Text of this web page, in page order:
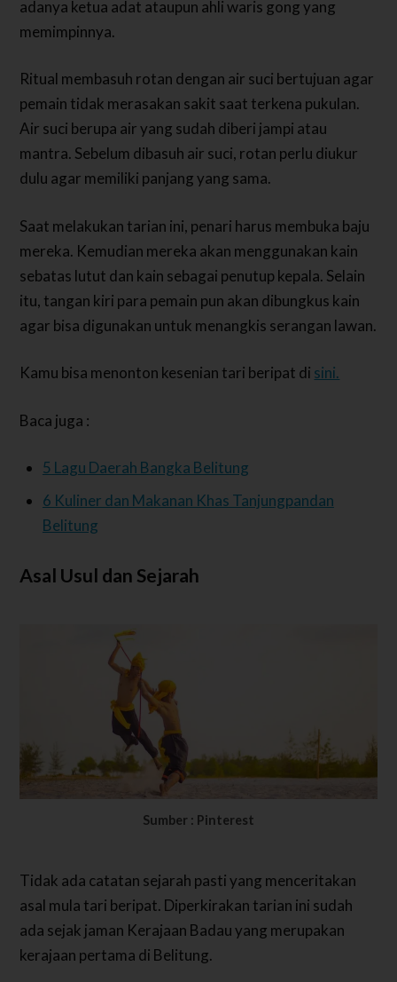
adanya ketua adat ataupun ahli waris gong yang
memimpinnya.
Ritual membasuh rotan dengan air suci bertujuan agar
pemain tidak merasakan sakit saat terkena pukulan.
Air suci berupa air yang sudah diberi jampi atau
mantra. Sebelum dibasuh air suci, rotan perlu diukur
dulu agar memiliki panjang yang sama.
Saat melakukan tarian ini, penari harus membuka baju
mereka. Kemudian mereka akan menggunakan kain
sebatas lutut dan kain sebagai penutup kepala. Selain
itu, tangan kiri para pemain pun akan dibungkus kain
agar bisa digunakan untuk menangkis serangan lawan.
Kamu bisa menonton kesenian tari beripat di sini.
Baca juga :
5 Lagu Daerah Bangka Belitung
6 Kuliner dan Makanan Khas Tanjungpandan
Belitung
Asal Usul dan Sejarah
Sumber : Pinterest
Tidak ada catatan sejarah pasti yang menceritakan
asal mula tari beripat. Diperkirakan tarian ini sudah
ada sejak jaman Kerajaan Badau yang merupakan
kerajaan pertama di Belitung.